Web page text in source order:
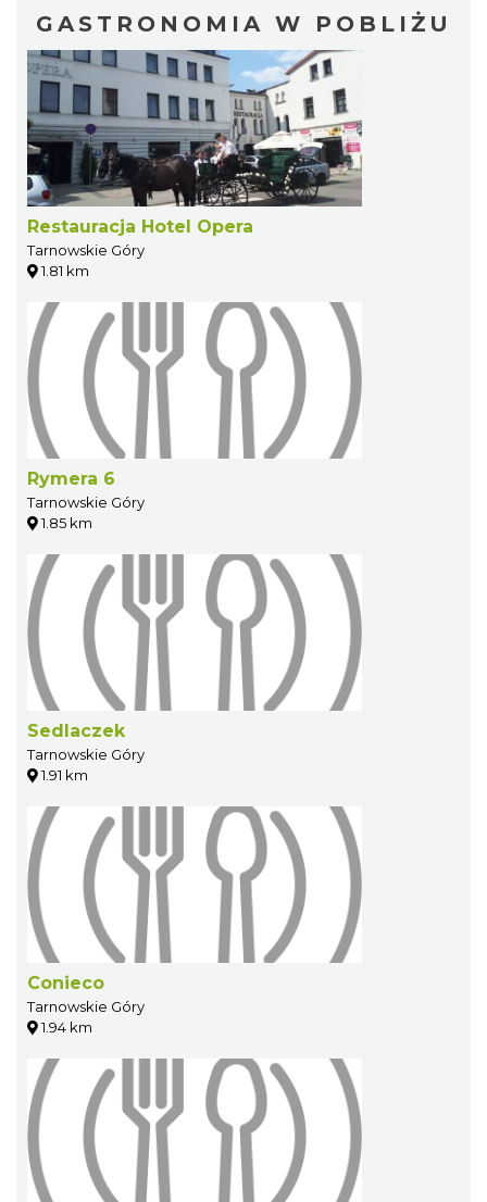
GASTRONOMIA W POBLIŻU
Restauracja Hotel Opera
Tarnowskie Góry
1.81 km
Rymera 6
Tarnowskie Góry
1.85 km
Sedlaczek
Tarnowskie Góry
1.91 km
Conieco
Tarnowskie Góry
1.94 km